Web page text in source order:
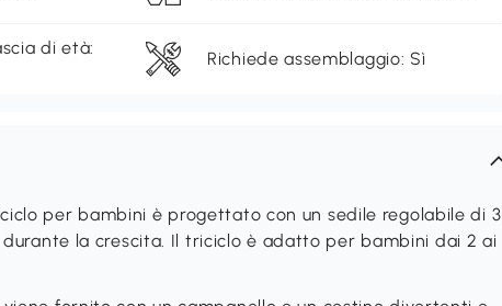
di età:
Richiede assemblaggio: Sì
per bambini è progettato con un sedile regolabile di 3
la crescita. Il triciclo è adatto per bambini dai 2 ai